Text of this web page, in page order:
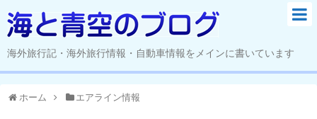
海外旅行記・海外旅行情報・自動車情報をメインに書いています
ホーム エアライン情報